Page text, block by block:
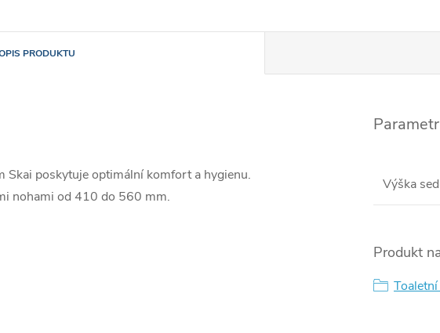
PRODUKTU
Skai poskytuje optimální komfort a hygienu.
nohami od 410 do 560 mm.
Výška
Produkt